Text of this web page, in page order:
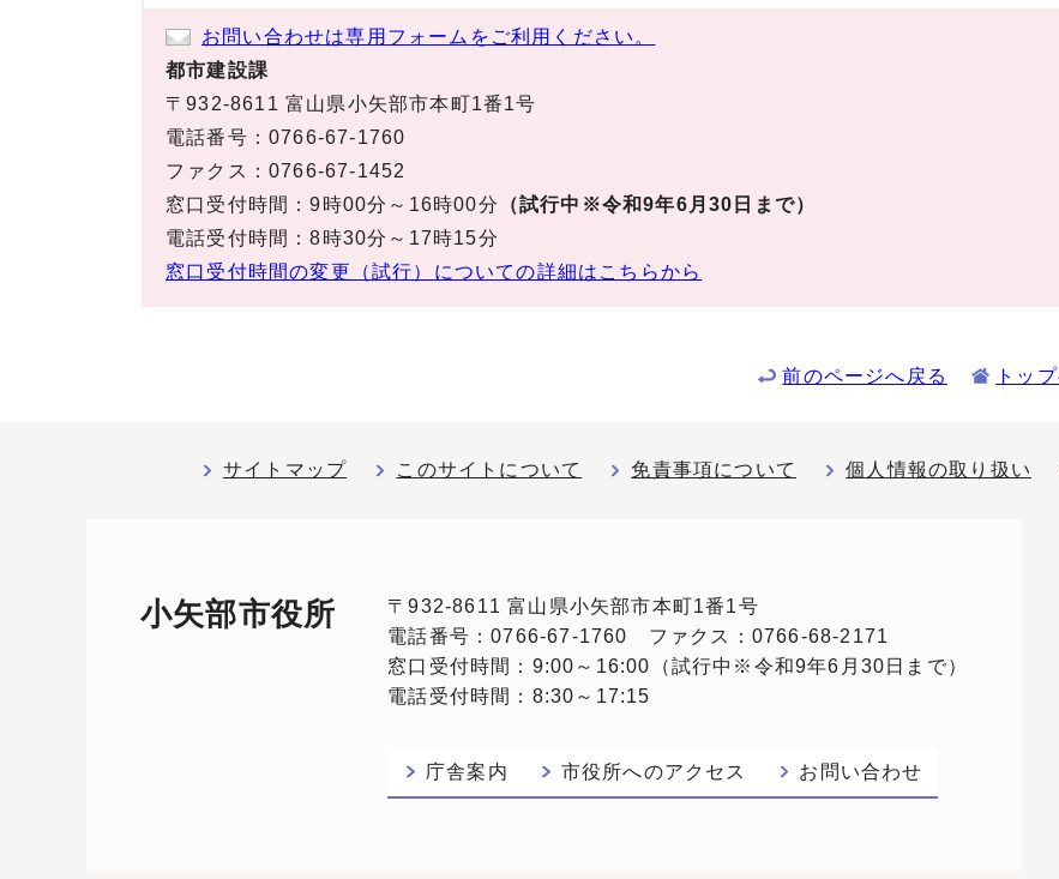
お問い合わせは専用フォームをご利用ください。
都市建設課
〒932-8611 富山県小矢部市本町1番1号
電話番号：0766-67-1760
ファクス：0766-67-1452
窓口受付時間：9時00分～16時00分
（試行中※令和9年6月30日まで）
電話受付時間：8時30分～17時15分
窓口受付時間の変更（試行）についての詳細はこちらから
前のページへ戻る トッ
サイトマップ このサイトについて 免責事項について 個人情報の取り扱い
小矢部市役所
〒932-8611 富山県小矢部市本町1番1号
電話番号：0766-67-1760 ファクス：0766-68-2171
窓口受付時間：9:00～16:00（試行中※令和9年6月30日まで）
電話受付時間：8:30～17:15
庁舎案内 市役所へのアクセス お問い合わせ